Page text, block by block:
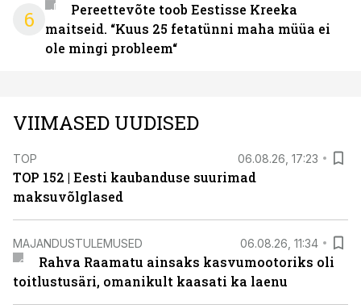
6
Pereettevõte toob Eestisse Kreeka
maitseid. “Kuus 25 fetatünni maha müüa ei
ole mingi probleem“
VIIMASED UUDISED
TOP 06.08.26, 17:23
TOP 152 | Eesti kaubanduse suurimad
maksuvõlglased
MAJANDUSTULEMUSED 06.08.26, 11:34
Rahva Raamatu ainsaks kasvumootoriks oli
toitlustusäri, omanikult kaasati ka laenu